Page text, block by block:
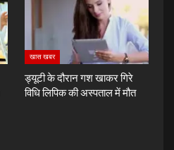
खास खबर
ड्यूटी के दौरान गश खाकर गिरे
विधि लिपिक की अस्पताल में मौत